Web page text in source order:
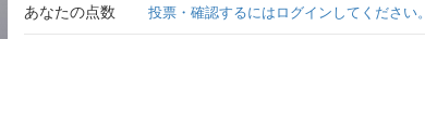
あなたの点数
投票・確認するにはログインしてください。